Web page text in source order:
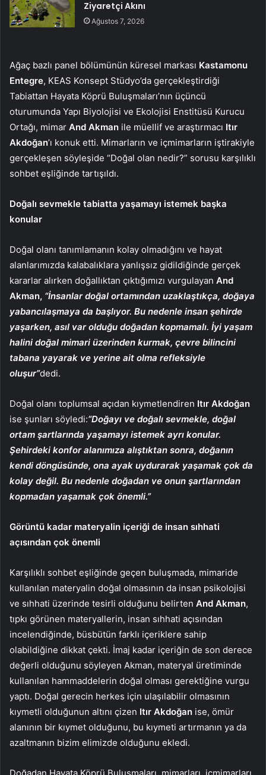
Ziyaretçi Akını
Ağustos 7, 2026
Ağaç bazlı panel bölümünün küresel markası Kastamonu
Entegre, KEAS Konsept Stüdyo’da gerçekleştirdiği
Tabiattan Hayata Köprü Buluşmaları’nın üçüncü
oturumunda Yapı Biyolojisi ve Ekolojisi Enstitüsü Kurucu
Ortağı, mimar And Akman ile müellif ve araştırmacı Itır
Akdoğan’ı konuk etti. Mimarların ve içmimarların iştirakiyle
gerçekleşen söyleşide “Doğal olan nedir?” sorusu karşılıklı
sohbet eşliğinde tartışıldı.
Doğalı sevmekle tabiatta yaşamayı istemek başka
konular
Doğal olanı tanımlamanın kolay olmadığını ve hayat
alanlarımızda kalabalıklara yanlışsız gidildiğinde gerçek
kararlar alırken doğallıktan çıktığımızı vurgulayan And
Akman, “İnsanlar doğal ortamından uzaklaştıkça, doğaya
yabancılaşmaya da başlıyor. Bu nedenle insan şehirde
yaşarken, asıl var olduğu doğadan kopmamalı. İyi yaşam
halini doğal mimari üzerinden kurmak, çevre bilincini
tabana yayarak ve yerine ait olma refleksiyle
oluşur”dedi.
Doğal olanı toplumsal açıdan kıymetlendiren Itır Akdoğan
ise şunları söyledi:“Doğayı ve doğalı sevmekle, doğal
ortam şartlarında yaşamayı istemek ayrı konular.
Şehirdeki konfor alanımıza alıştıktan sonra, doğanın
kendi döngüsünde, ona ayak uydurarak yaşamak çok da
kolay değil. Bu nedenle doğadan ve onun şartlarından
kopmadan yaşamak çok önemli.”
Görüntü kadar materyalin içeriği de insan sıhhati
açısından çok önemli
Karşılıklı sohbet eşliğinde geçen buluşmada, mimaride
kullanılan materyalin doğal olmasının da insan psikolojisi
ve sıhhati üzerinde tesirli olduğunu belirten And Akman,
tıpkı görünen materyallerin, insan sıhhati açısından
incelendiğinde, büsbütün farklı içeriklere sahip
olabildiğine dikkat çekti. İmaj kadar içeriğin de son derece
değerli olduğunu söyleyen Akman, materyal üretiminde
kullanılan hammaddelerin doğal olması gerektiğine vurgu
yaptı. Doğal gerecin herkes için ulaşılabilir olmasının
kıymetli olduğunun altını çizen Itır Akdoğan ise, ömür
alanının bir kıymet olduğunu, bu kıymeti artırmanın ya da
azaltmanın bizim elimizde olduğunu ekledi.